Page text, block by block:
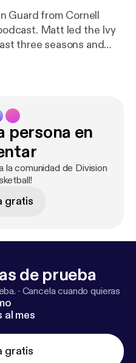
Guard from Cornell
Matt led the Ivy
three seasons and
persona en
la comunidad de Division
gratis
de prueba
· Cancela cuando quieras
mes
gratis